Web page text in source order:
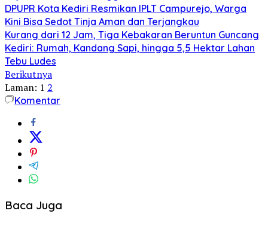
DPUPR Kota Kediri Resmikan IPLT Campurejo, Warga
Kini Bisa Sedot Tinja Aman dan Terjangkau
Kurang dari 12 Jam, Tiga Kebakaran Beruntun Guncang
Kediri: Rumah, Kandang Sapi, hingga 5,5 Hektar Lahan
Tebu Ludes
Berikutnya
Laman: 1 2
Komentar
Baca Juga